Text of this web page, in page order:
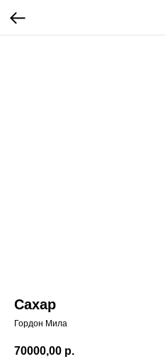
Сахар
Гордон Мила
70000,00 р.